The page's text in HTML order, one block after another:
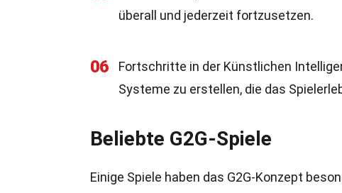
überall und jederzeit fortzusetzen.
06
Fortschritte in der Künstlichen
Systeme zu erstellen, die das
Beliebte G2G-Spiele
Einige Spiele haben das G2G-Konzept